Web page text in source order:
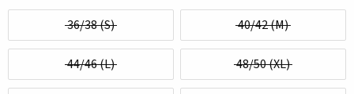
36/38 (S) 40/42 (M)
44/46 (L) 48/50 (XL)